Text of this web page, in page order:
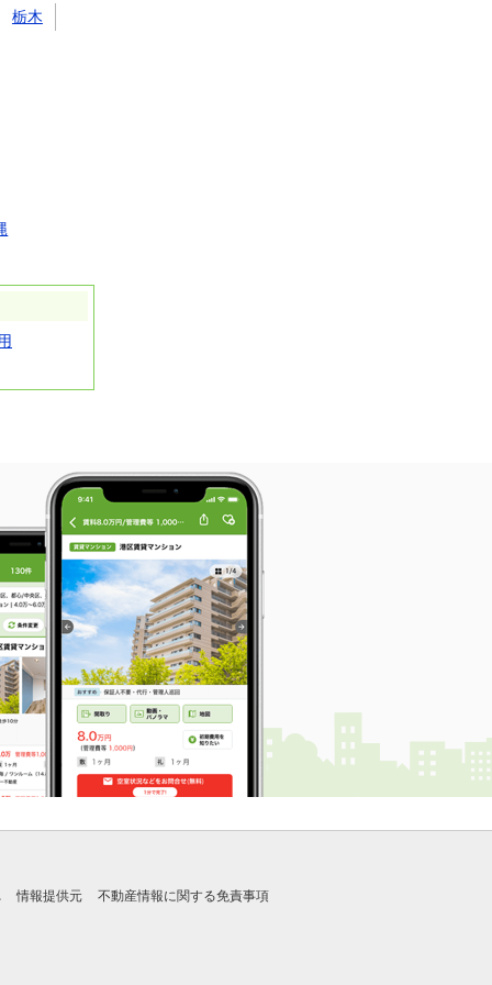
栃木
情報提供元 不動産情報に関する免責事項